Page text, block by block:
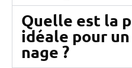
Quelle est la
idéale pour
nage ?